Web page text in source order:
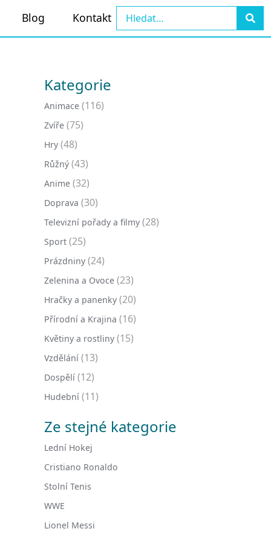
Blog Kontakt
Kategorie
Animace (116)
Zvíře (75)
Hry (48)
Růžný (43)
Anime (32)
Doprava (30)
Televizní pořady a filmy (28)
Sport (25)
Prázdniny (24)
Zelenina a Ovoce (23)
Hračky a panenky (20)
Přírodní a Krajina (16)
Květiny a rostliny (15)
Vzdělání (13)
Dospělí (12)
Hudební (11)
Ze stejné kategorie
Lední Hokej
Cristiano Ronaldo
Stolní Tenis
WWE
Lionel Messi